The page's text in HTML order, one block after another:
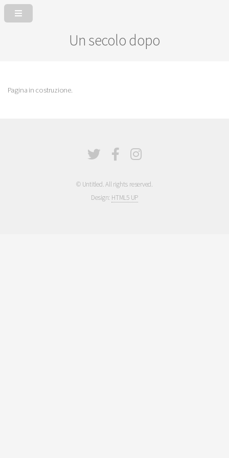
Un secolo dopo
Pagina in costruzione.
© Untitled. All rights reserved.
Design: HTML5 UP